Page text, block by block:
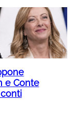
e Conte